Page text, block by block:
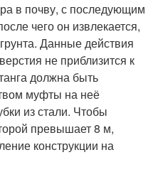
в почву, с последующим
чего он извлекается,
Данные действия
не приблизится к
должна быть
муфты на неё
из стали. Чтобы
превышает 8 м,
конструкции на